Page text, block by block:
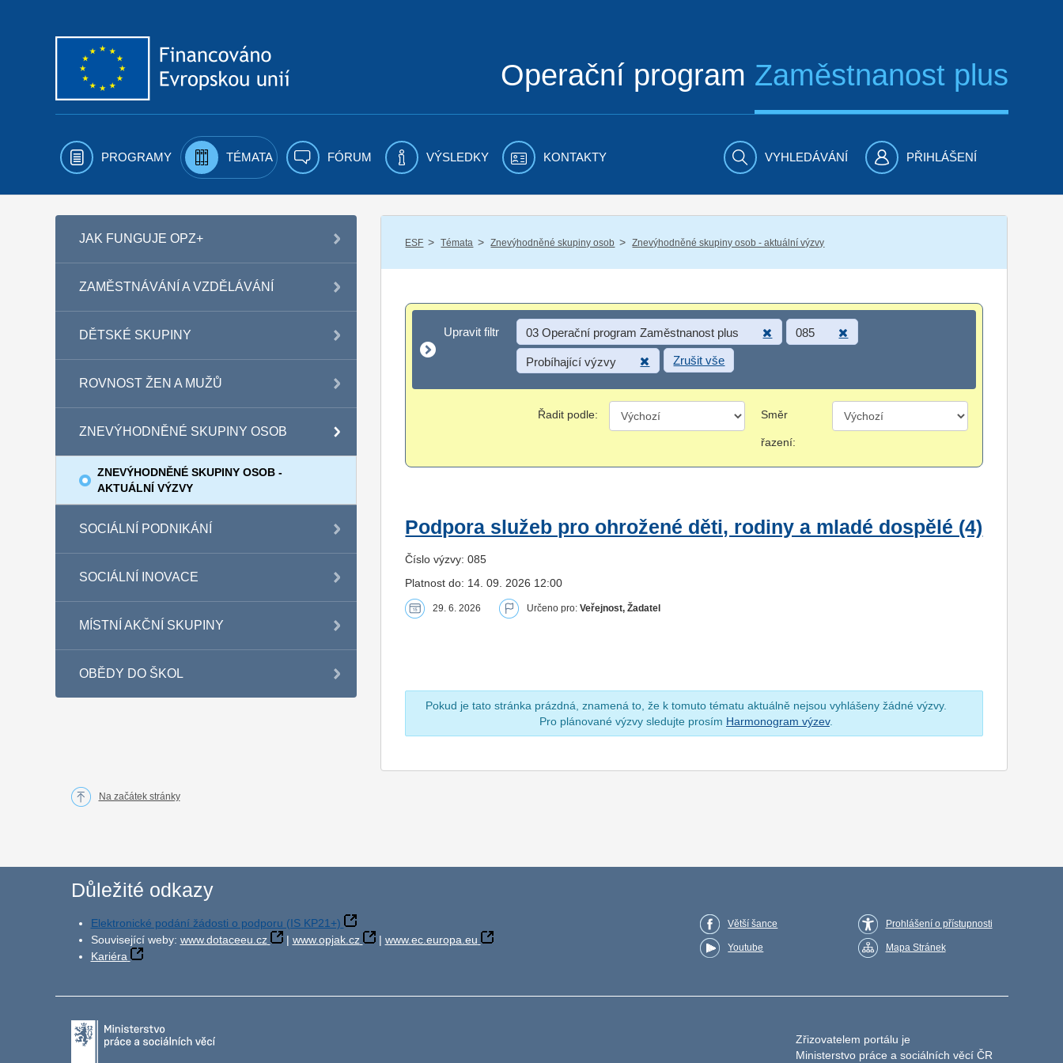
Operační program Zaměstnanost plus
PROGRAMY TÉMATA FÓRUM VÝSLEDKY KONTAKTY VYHLEDÁVÁNÍ PŘIHLÁŠENÍ
JAK FUNGUJE OPZ+
ZAMĚSTNÁVÁNÍ A VZDĚLÁVÁNÍ
DĚTSKÉ SKUPINY
ROVNOST ŽEN A MUŽŮ
ZNEVÝHODNĚNÉ SKUPINY OSOB
ZNEVÝHODNĚNÉ SKUPINY OSOB -
AKTUÁLNÍ VÝZVY
SOCIÁLNÍ PODNIKÁNÍ
SOCIÁLNÍ INOVACE
MÍSTNÍ AKČNÍ SKUPINY
OBĚDY DO ŠKOL
ESF / Témata / Znevýhodněné skupiny osob / Znevýhodněné skupiny osob - aktuální výzvy
Upravit filtr
Upravit filtr 03 Operační program Zaměstnanost plus 085
Probíhající výzvy Zrušit vše
Řadit podle: Směr
řazení:
Podpora služeb pro ohrožené děti, rodiny a mladé dospělé (4)
Číslo výzvy: 085
Platnost do: 14. 09. 2026 12:00
29. 6. 2026 Určeno pro:Veřejnost, Žadatel
Pokud je tato stránka prázdná, znamená to, že k tomuto tématu aktuálně nejsou vyhlášeny žádné výzvy.
Pro plánované výzvy sledujte prosím Harmonogram výzev.
Na začátek stránky
Důležité odkazy
Elektronické podání žádosti o podporu (IS KP21+)
Související weby: www.dotaceeu.cz | www.opjak.cz | www.ec.europa.eu
Kariéra
Větší šance
Youtube
Prohlášení o přístupnosti
Mapa Stránek
Zřizovatelem portálu je
Ministerstvo práce a sociálních věcí ČR